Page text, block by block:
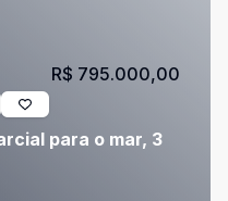
para o mar, 3
R$ 795.000,00